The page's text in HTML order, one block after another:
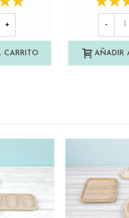
+
CARRITO
-
AÑADIR